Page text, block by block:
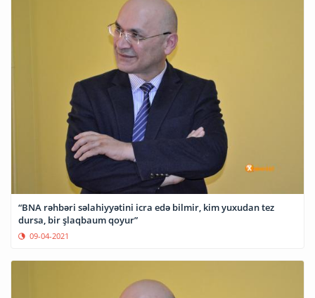
“BNA rəhbəri səlahiyyətini icra edə bilmir, kim yuxudan tez
dursa, bir şlaqbaum qoyur”
09-04-2021